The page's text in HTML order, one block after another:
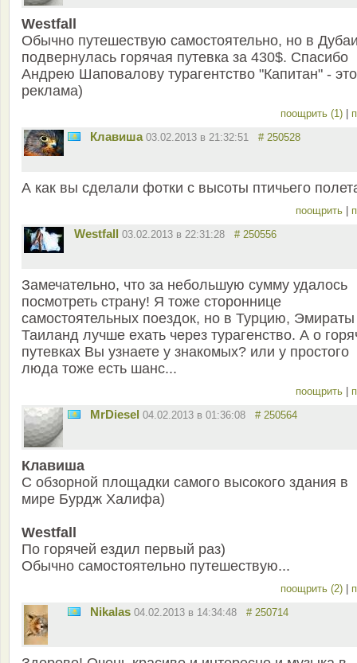
Westfall
Обычно путешествую самостоятельно, но в
подвернулась горячая путевка за 430$. Спасибо
Андрею Шаповалову турагентство "Капитан" -
реклама)
поощрить (1)
Клавиша 03.02.2013 в 21:32:51 # 250528
А как вы сделали фотки с высоты птичьего
поощрить
Westfall 03.02.2013 в 22:31:28 # 250556
Замечательно, что за небольшую сумму удалось
посмотреть страну! Я тоже стороннице
самостоятельных поездок, но в Турцию,
Таиланд лучше ехать через турагенство. А о
путевках Вы узнаете у знакомых? или у простого
люда тоже есть шанс...
поощрить
MrDiesel 04.02.2013 в 01:36:08 # 250564
Клавиша
С обзорной площадки самого высокого здания в
мире Бурдж Халифа)
Westfall
По горячей ездил первый раз)
Обычно самостоятельно путешествую...
поощрить (2)
Nikalas 04.02.2013 в 14:34:48 # 250714